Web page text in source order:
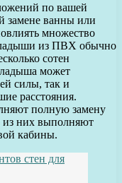
по вашей
замене ванны или
множество
из ПВХ обычно
сотен
может
силы, так и
расстояния.
полную замену
них выполняют
кабины.
стен для